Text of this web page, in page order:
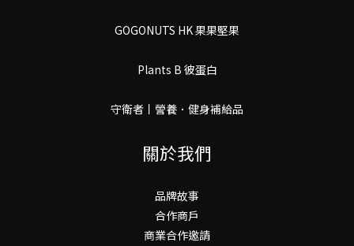
GOGONUTS HK 果果堅果
Plants B 彼蛋白
守衛者丨謍養．健身補給品
關於我們
品牌故事
合作商戶
商業合作邀請